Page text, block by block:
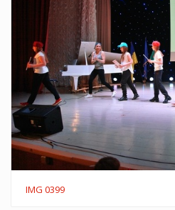
IMG 0399